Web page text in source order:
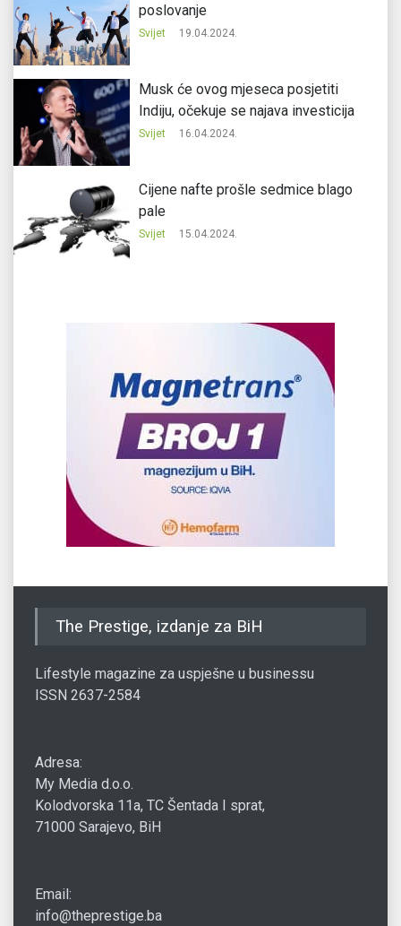
poslovanje
Svijet 19.04.2024.
Musk će ovog mjeseca posjetiti
Indiju, očekuje se najava investicija
Svijet 16.04.2024.
Cijene nafte prošle sedmice blago
pale
Svijet 15.04.2024.
The Prestige, izdanje za BiH
Lifestyle magazine za uspješne u businessu
ISSN 2637-2584
Adresa:
My Media d.o.o.
Kolodvorska 11a, TC Šentada I sprat,
71000 Sarajevo, BiH
Email:
info@theprestige.ba